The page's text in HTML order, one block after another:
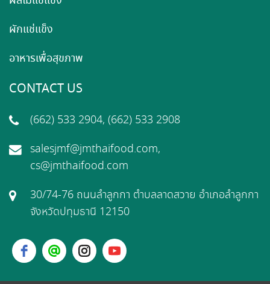
ผักแช่แข็ง
อาหารเพื่อสุขภาพ
CONTACT US
(662) 533 2904, (662) 533 2908
salesjmf@jmthaifood.com,
cs@jmthaifood.com
30/74-76 ถนนลำลูกกา ตำบลลาดสวาย อำเภอลำลูกกา
จังหวัดปทุมธานี 12150